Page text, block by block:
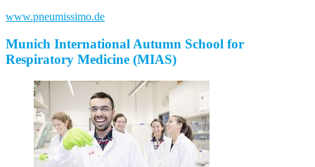
www.pneumissimo.de
Munich International Autumn School for
Respiratory Medicine (MIAS)